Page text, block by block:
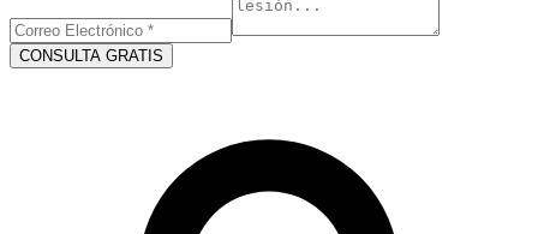
CONSULTA GRATIS